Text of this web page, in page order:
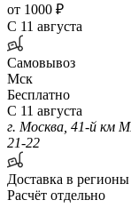
от 1000 ₽
С 11 августа
Самовывоз
Мск
Бесплатно
С 11 августа
г. Москва, 41-й км
21-22
Доставка в регионы
Расчёт отдельно